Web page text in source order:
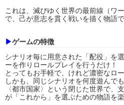
これは、滅びゆく世界の最前線（ワ
で、己が意志を貫く戦いを描く物語で
▶ゲームの特徴
シナリオ毎に用意された「配役」を
ーを作りロールプレイを行うだけ！
とってもお手軽で、けれど濃密なロ
しかも、同じシナリオを何度遊んで
〈都市国家〉という閉じた世界で、
が「これから」を選ぶための物語を